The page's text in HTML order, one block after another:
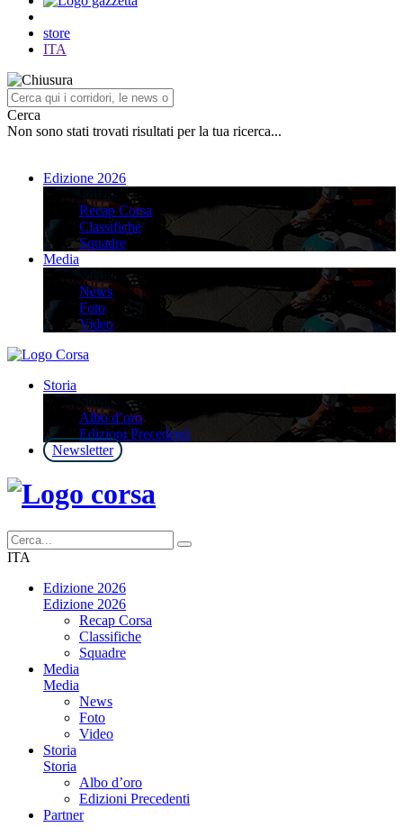
store
ITA
Cerca
Non sono stati trovati risultati per la tua ricerca...
Edizione 2026
Edizione 2026
Recap Corsa
Classifiche
Squadre
Media
Media
News
Foto
Video
Storia
Storia
Albo d’oro
Edizioni Precedenti
Newsletter
ITA
Edizione 2026
Edizione 2026
Recap Corsa
Classifiche
Squadre
Media
Media
News
Foto
Video
Storia
Storia
Albo d’oro
Edizioni Precedenti
Partner